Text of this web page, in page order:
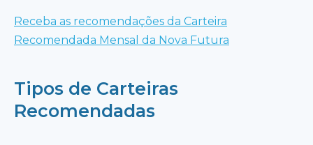
Receba as recomendações da Carteira
Recomendada Mensal da Nova Futura
Tipos de Carteiras
Recomendadas